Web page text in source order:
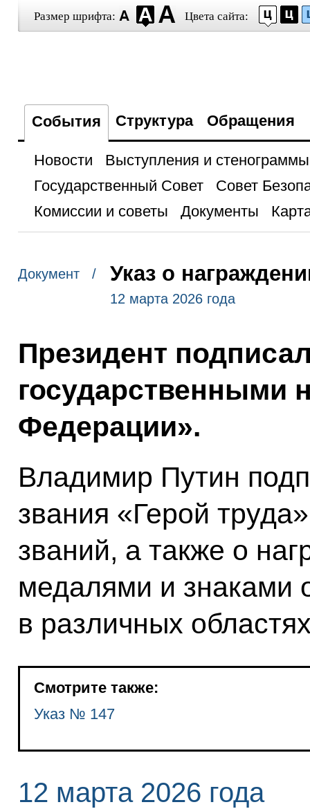
Размер шрифта: Цвета сайта:
События Структура Обращения
Новости
Выступления и стенограммы
Государственный Совет
Совет
Комиссии и советы
Документы
Документ / Указ о
12 марта 2026 года
Президент
государственными
Федерации».
Владимир Путин
звания «Герой
званий, а также о
медалями и знаками
в различных
Смотрите также:
Указ № 147
12 марта 2026 года